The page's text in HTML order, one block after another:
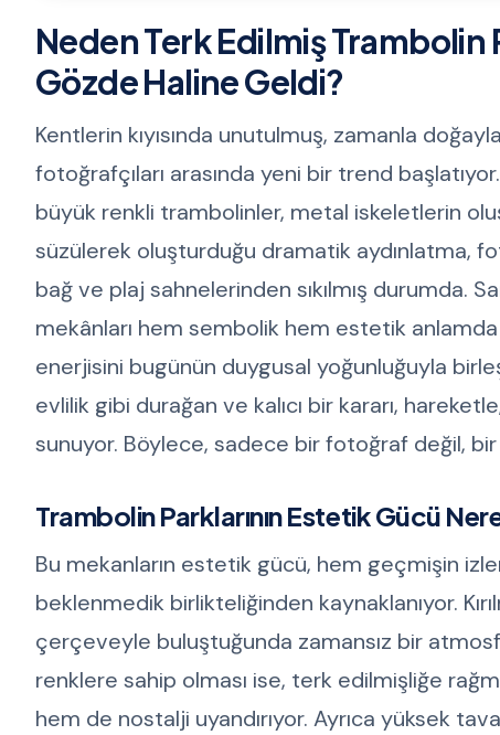
Neden Terk Edilmiş Trambolin
Gözde Haline Geldi?
Kentlerin kıyısında unutulmuş, zamanla
fotoğrafçıları arasında yeni bir trend
büyük renkli trambolinler, metal iskeletlerin
süzülerek oluşturduğu dramatik aydınlatma,
bağ ve plaj sahnelerinden sıkılmış durumda.
mekânları hem sembolik hem estetik
enerjisini bugünün duygusal yoğunluğuyla
evlilik gibi durağan ve kalıcı bir kararı,
sunuyor. Böylece, sadece bir fotoğraf değil, bir
Trambolin Parklarının Estetik Gücü
Bu mekanların estetik gücü, hem geçmişin
beklenmedik birlikteliğinden kaynaklanıyor.
çerçeveyle buluştuğunda zamansız bir
renklere sahip olması ise, terk edilmişliğe
hem de nostalji uyandırıyor. Ayrıca yüksek